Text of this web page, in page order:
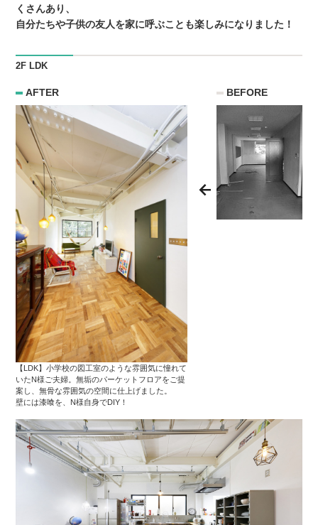
くさんあり、
自分たちや子供の友人を家に呼ぶことも楽しみになりました！
2F LDK
BEFORE
AFTER
【LDK】小学校の図工室のような雰囲気に憧れて
いたN様ご夫婦。無垢のパーケットフロアをご提
案し、無骨な雰囲気の空間に仕上げました。
壁には漆喰を、N様自身でDIY！